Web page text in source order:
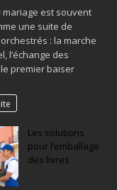
mariage est souvent
une suite de
: la marche
l’échange des
premier baiser
Les solutions
pour l’emballage
des livres